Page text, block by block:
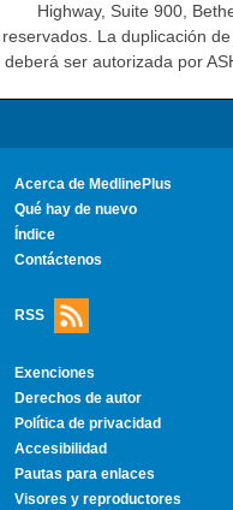
Highway, Suite 900,
reservados. La duplicación
deberá ser autorizada por
Acerca de MedlinePlus
Qué hay de nuevo
Índice
Contáctenos
RSS
Exenciones
Derechos de autor
Política de privacidad
Accesibilidad
Pautas para enlaces
Visores y reproductores